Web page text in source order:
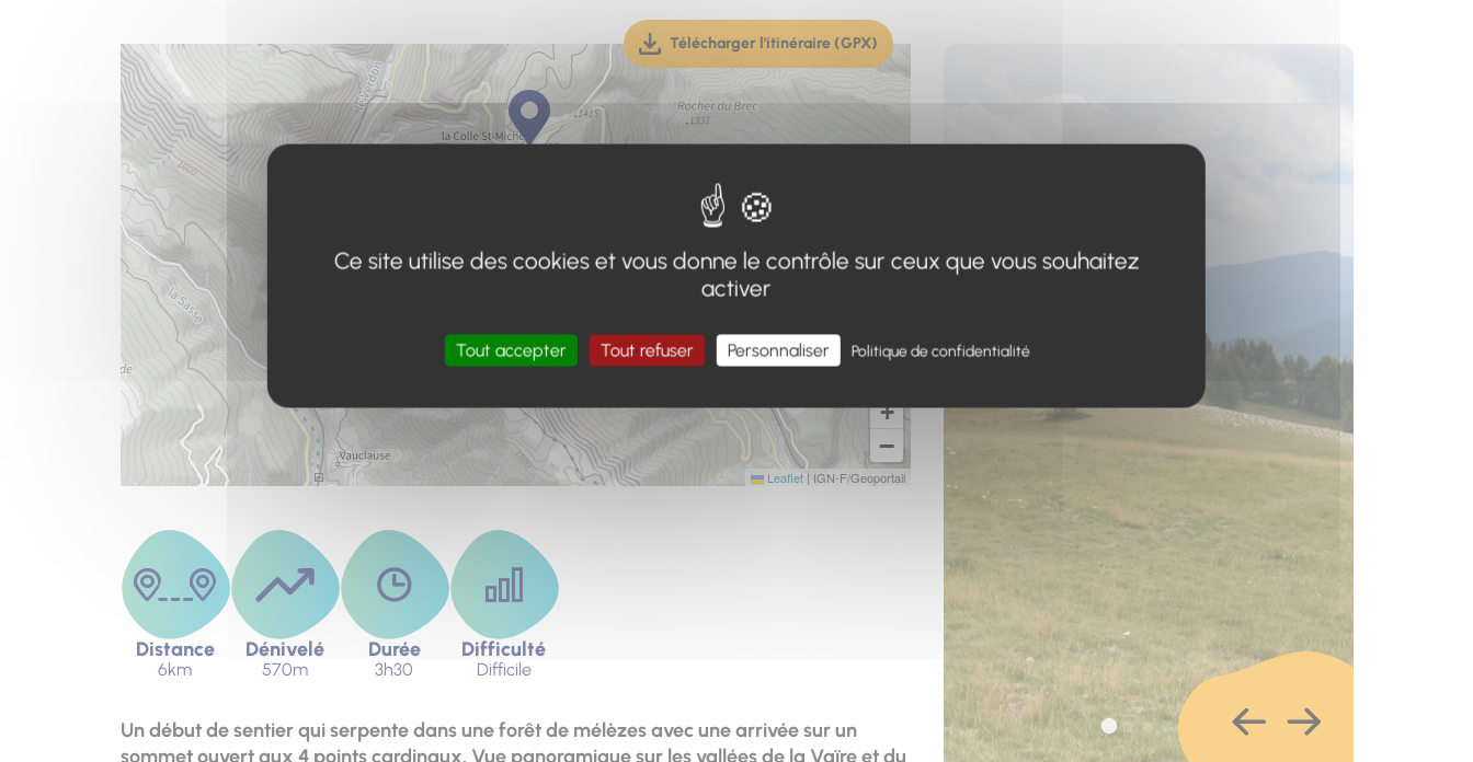
+
−
Leaflet | IGN-F/Geoportail
Télécharger l'itinéraire (GPX)
(téléchargement, ouverture dans un nouvel onglet)
Distance
6km
Dénivelé
570m
Durée
3h30
Difficulté
Difficile
Un début de sentier qui serpente dans une forêt de mélèzes avec une arrivée sur un
sommet ouvert aux 4 points cardinaux. Vue panoramique sur les vallées de la Vaïre et du
Ce site utilise des cookies et vous donne le contrôle sur ceux que vous souhaitez
activer
Tout accepter Tout refuser Personnaliser Politique de confidentialité